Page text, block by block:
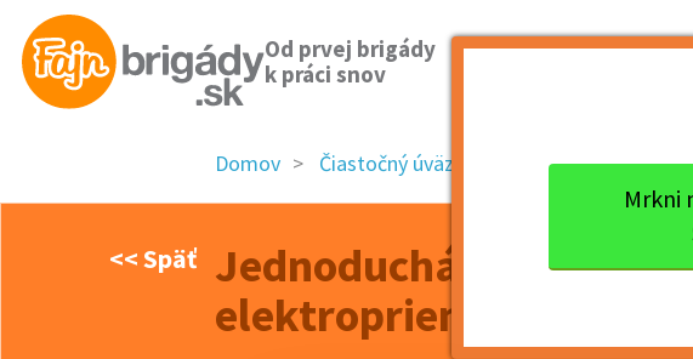
Od prvej brigády
k práci snov
Mrkni
Domov Čiastočný úväzok Trnavský kraj
<< Späť Jednoduchá práca na 1
elektropriemysle v